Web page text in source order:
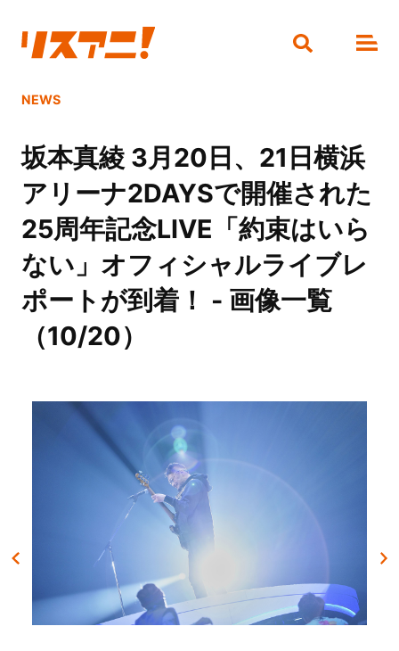
NEWS
坂本真綾 3月20日、21日横浜
アリーナ2DAYSで開催された
25周年記念LIVE「約束はいら
ない」オフィシャルライブレ
ポートが到着！ - 画像一覧
（10/20）